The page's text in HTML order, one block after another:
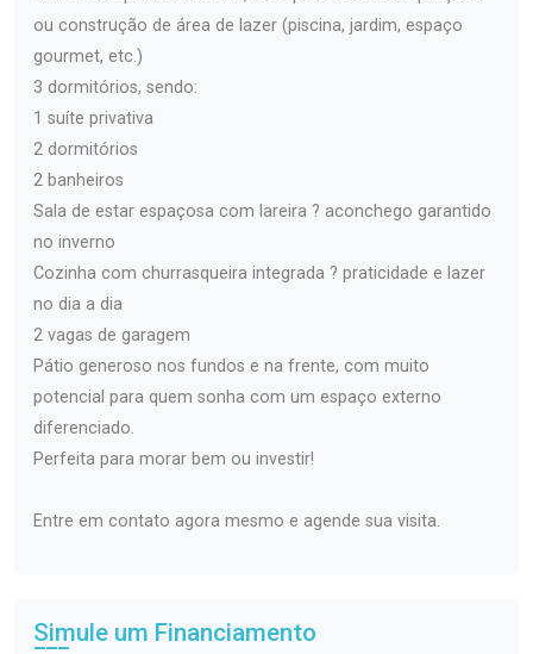
ou construção de área de lazer (piscina, jardim, espaço
gourmet, etc.)
3 dormitórios, sendo:
1 suíte privativa
2 dormitórios
2 banheiros
Sala de estar espaçosa com lareira ? aconchego garantido
no inverno
Cozinha com churrasqueira integrada ? praticidade e lazer
no dia a dia
2 vagas de garagem
Pátio generoso nos fundos e na frente, com muito
potencial para quem sonha com um espaço externo
diferenciado.
Perfeita para morar bem ou investir!
Entre em contato agora mesmo e agende sua visita.
Simule um Financiamento